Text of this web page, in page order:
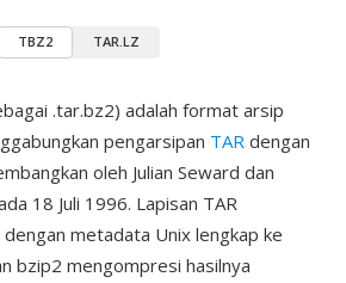
TBZ2 TAR.LZ
.tar.bz2) adalah format arsip
pengarsipan TAR dengan
oleh Julian Seward dan
18 Juli 1996. Lapisan TAR
metadata Unix lengkap ke
bzip2 mengompresi hasilnya